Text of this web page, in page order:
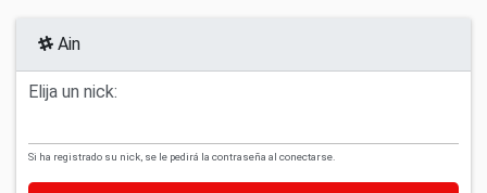
Ain
Elija un nick:
Si ha registrado su nick, se le pedirá la contraseña al conectarse.